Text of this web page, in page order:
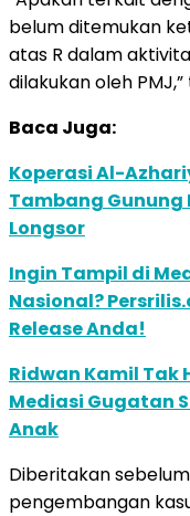
belum ditemukan
atas R dalam
dilakukan oleh
Baca Juga:
Koperasi Al-
Tambang Gunung
Longsor
Ingin Tampil di
Nasional?
Release Anda!
Ridwan Kamil Tak
Mediasi Gugatan
Anak
Diberitakan
pengembangan